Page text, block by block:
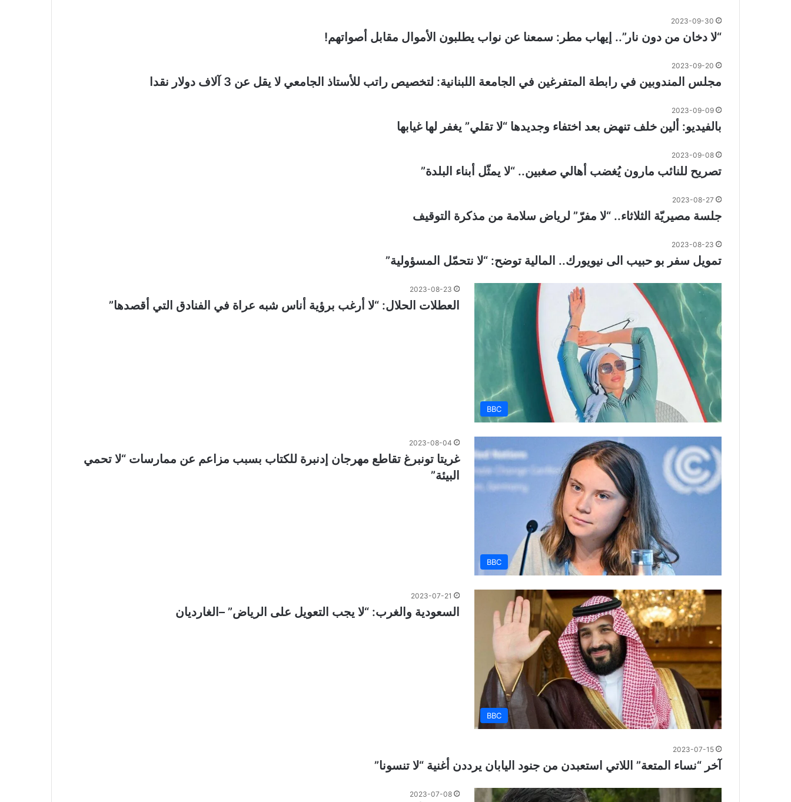
2023-09-30
“لا دخان من دون نار”.. إيهاب مطر: سمعنا عن نواب يطلبون الأموال مقابل أصواتهم!
2023-09-20
مجلس المندوبين في رابطة المتفرغين في الجامعة اللبنانية: لتخصيص راتب للأستاذ الجامعي لا يقل عن 3 آلاف دولار نقدا
2023-09-09
بالفيديو: ألين خلف تنهض بعد اختفاء وجديدها “لا تقلي” يغفر لها غيابها
2023-09-08
تصريح للنائب مارون يُغضب أهالي صغبين.. “لا يمثّل أبناء البلدة”
2023-08-27
جلسة مصيريّة الثلاثاء.. “لا مفرّ” لرياض سلامة من مذكرة التوقيف
2023-08-23
تمويل سفر بو حبيب الى نيويورك.. المالية توضح: “لا نتحمّل المسؤولية”
BBC
2023-08-23
العطلات الحلال: “لا أرغب برؤية أناس شبه عراة في الفنادق التي أقصدها”
BBC
2023-08-04
غريتا تونبرغ تقاطع مهرجان إدنبرة للكتاب بسبب مزاعم عن ممارسات “لا تحمي
البيئة”
BBC
2023-07-21
السعودية والغرب: “لا يجب التعويل على الرياض” –الغارديان
2023-07-15
آخر “نساء المتعة” اللاتي استعبدن من جنود اليابان يرددن أغنية “لا تنسونا”
2023-07-08